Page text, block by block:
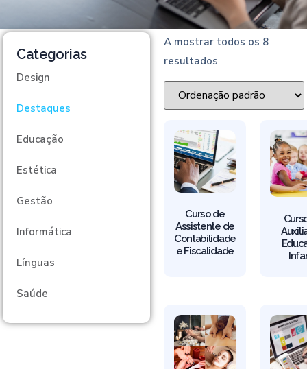
Categorias
Design
Destaques
Educação
Estética
Gestão
Informática
Línguas
Saúde
A mostrar todos os 8
resultados
Curso de
Assistente de
Contabilidade
e Fiscalidade